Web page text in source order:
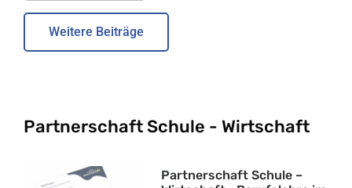
Weitere Beiträge
Partnerschaft Schule - Wirtschaft
Partnerschaft Schule –